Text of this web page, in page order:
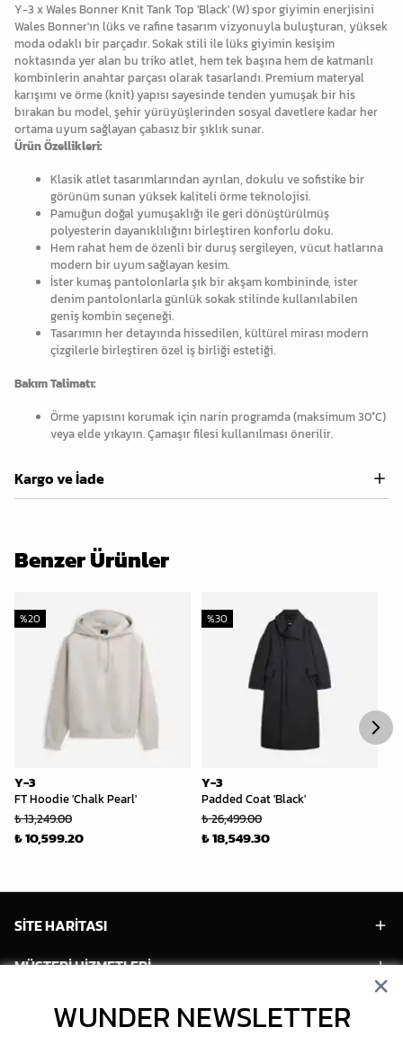
Y-3 x Wales Bonner Knit Tank Top 'Black' (W) spor giyimin enerjisini
Wales Bonner'ın lüks ve rafine tasarım vizyonuyla buluşturan, yüksek
moda odaklı bir parçadır. Sokak stili ile lüks giyimin kesişim
noktasında yer alan bu triko atlet, hem tek başına hem de katmanlı
kombinlerin anahtar parçası olarak tasarlandı. Premium materyal
karışımı ve örme (knit) yapısı sayesinde tenden yumuşak bir his
bırakan bu model, şehir yürüyüşlerinden sosyal davetlere kadar her
ortama uyum sağlayan çabasız bir şıklık sunar.
Ürün Özellikleri:
Klasik atlet tasarımlarından ayrılan, dokulu ve sofistike bir
görünüm sunan yüksek kaliteli örme teknolojisi.
Pamuğun doğal yumuşaklığı ile geri dönüştürülmüş
polyesterin dayanıklılığını birleştiren konforlu doku.
Hem rahat hem de özenli bir duruş sergileyen, vücut hatlarına
modern bir uyum sağlayan kesim.
İster kumaş pantolonlarla şık bir akşam kombininde, ister
denim pantolonlarla günlük sokak stilinde kullanılabilen
geniş kombin seçeneği.
Tasarımın her detayında hissedilen, kültürel mirası modern
çizgilerle birleştiren özel iş birliği estetiği.
Bakım Talimatı:
Örme yapısını korumak için narin programda (maksimum 30°C)
veya elde yıkayın. Çamaşır filesi kullanılması önerilir.
Kargo ve İade
Benzer Ürünler
Y-3
FT Hoodie 'Chalk Pearl'
%20
₺ 13,249.00
₺ 10,599.20
Y-3
Padded Coat 'Black'
%30
₺ 26,499.00
₺ 18,549.30
SİTE HARİTASI
MÜŞTERİ HİZMETLERİ
HESABIMWUNDER NEWSLETTER